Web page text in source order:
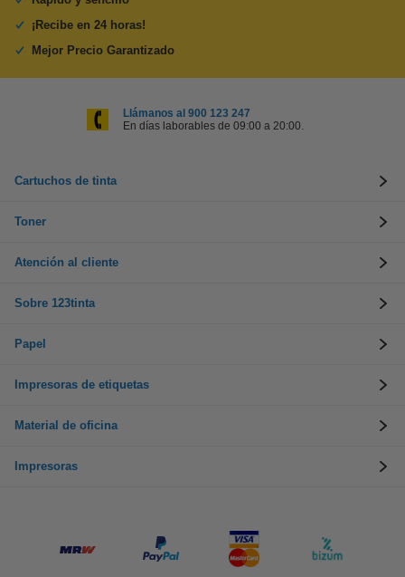
¡Recibe en 24 horas!
Mejor Precio Garantizado
Llámanos al 900 123 247
En días laborables de 09:00 a 20:00.
Cartuchos de tinta
Toner
Atención al cliente
Sobre 123tinta
Papel
Impresoras de etiquetas
Material de oficina
Impresoras